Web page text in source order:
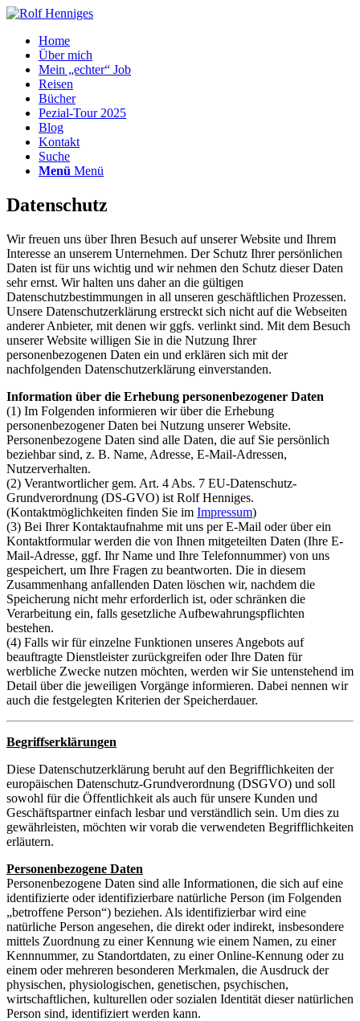
Home
Über mich
Mein „echter“ Job
Reisen
Bücher
Pezial-Tour 2025
Blog
Kontakt
Suche
Menü Menü
Datenschutz
Wir freuen uns über Ihren Besuch auf unserer Website und Ihrem
Interesse an unserem Unternehmen. Der Schutz Ihrer persönlichen
Daten ist für uns wichtig und wir nehmen den Schutz dieser Daten
sehr ernst. Wir halten uns daher an die gültigen
Datenschutzbestimmungen in all unseren geschäftlichen Prozessen.
Unsere Datenschutzerklärung erstreckt sich nicht auf die Webseiten
anderer Anbieter, mit denen wir ggfs. verlinkt sind. Mit dem Besuch
unserer Website willigen Sie in die Nutzung Ihrer
personenbezogenen Daten ein und erklären sich mit der
nachfolgenden Datenschutzerklärung einverstanden.
Information über die Erhebung personenbezogener Daten
(1) Im Folgenden informieren wir über die Erhebung
personenbezogener Daten bei Nutzung unserer Website.
Personenbezogene Daten sind alle Daten, die auf Sie persönlich
beziehbar sind, z. B. Name, Adresse, E-Mail-Adressen,
Nutzerverhalten.
(2) Verantwortlicher gem. Art. 4 Abs. 7 EU-Datenschutz-
Grundverordnung (DS-GVO) ist Rolf Henniges.
(Kontaktmöglichkeiten finden Sie im Impressum)
(3) Bei Ihrer Kontaktaufnahme mit uns per E-Mail oder über ein
Kontaktformular werden die von Ihnen mitgeteilten Daten (Ihre E-
Mail-Adresse, ggf. Ihr Name und Ihre Telefonnummer) von uns
gespeichert, um Ihre Fragen zu beantworten. Die in diesem
Zusammenhang anfallenden Daten löschen wir, nachdem die
Speicherung nicht mehr erforderlich ist, oder schränken die
Verarbeitung ein, falls gesetzliche Aufbewahrungspflichten
bestehen.
(4) Falls wir für einzelne Funktionen unseres Angebots auf
beauftragte Dienstleister zurückgreifen oder Ihre Daten für
werbliche Zwecke nutzen möchten, werden wir Sie untenstehend im
Detail über die jeweiligen Vorgänge informieren. Dabei nennen wir
auch die festgelegten Kriterien der Speicherdauer.
Begriffserklärungen
Diese Datenschutzerklärung beruht auf den Begrifflichkeiten der
europäischen Datenschutz-Grundverordnung (DSGVO) und soll
sowohl für die Öffentlichkeit als auch für unsere Kunden und
Geschäftspartner einfach lesbar und verständlich sein. Um dies zu
gewährleisten, möchten wir vorab die verwendeten Begrifflichkeiten
erläutern.
Personenbezogene Daten
Personenbezogene Daten sind alle Informationen, die sich auf eine
identifizierte oder identifizierbare natürliche Person (im Folgenden
„betroffene Person“) beziehen. Als identifizierbar wird eine
natürliche Person angesehen, die direkt oder indirekt, insbesondere
mittels Zuordnung zu einer Kennung wie einem Namen, zu einer
Kennnummer, zu Standortdaten, zu einer Online-Kennung oder zu
einem oder mehreren besonderen Merkmalen, die Ausdruck der
physischen, physiologischen, genetischen, psychischen,
wirtschaftlichen, kulturellen oder sozialen Identität dieser natürlichen
Person sind, identifiziert werden kann.